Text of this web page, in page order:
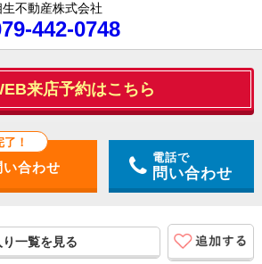
生不動産株式会社
442-0748
来店予約はこちら
！
電話で
問い合わせ
一覧を見る